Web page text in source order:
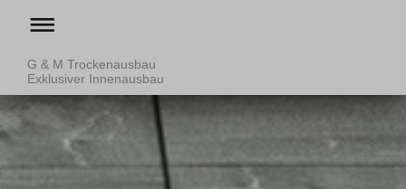
G & M Trockenausbau
Exklusiver Innenausbau